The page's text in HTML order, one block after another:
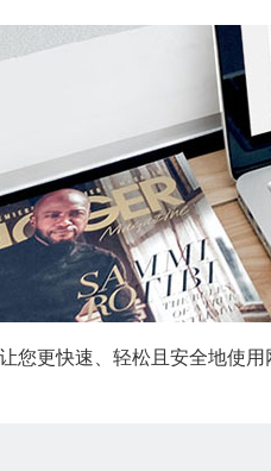
您更快速、轻松且安全地使